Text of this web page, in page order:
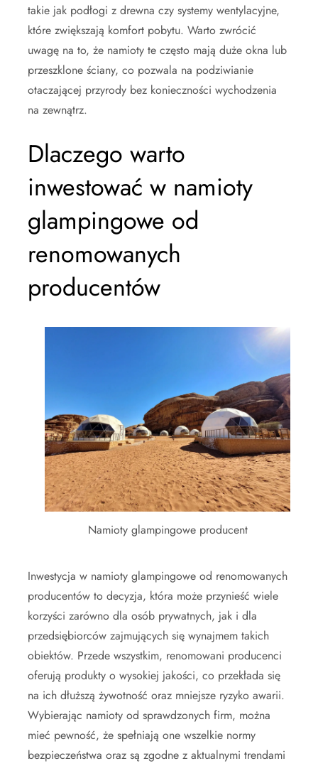
takie jak podłogi z drewna czy systemy wentylacyjne,
które zwiększają komfort pobytu. Warto zwrócić
uwagę na to, że namioty te często mają duże okna lub
przeszklone ściany, co pozwala na podziwianie
otaczającej przyrody bez konieczności wychodzenia
na zewnątrz.
Dlaczego warto
inwestować w namioty
glampingowe od
renomowanych
producentów
Namioty glampingowe producent
Inwestycja w namioty glampingowe od renomowanych
producentów to decyzja, która może przynieść wiele
korzyści zarówno dla osób prywatnych, jak i dla
przedsiębiorców zajmujących się wynajmem takich
obiektów. Przede wszystkim, renomowani producenci
oferują produkty o wysokiej jakości, co przekłada się
na ich dłuższą żywotność oraz mniejsze ryzyko awarii.
Wybierając namioty od sprawdzonych firm, można
mieć pewność, że spełniają one wszelkie normy
bezpieczeństwa oraz są zgodne z aktualnymi trendami